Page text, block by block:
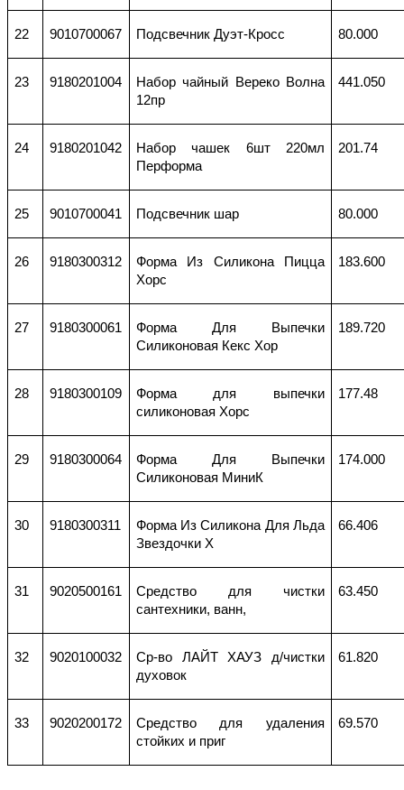
22 9010700067 Подсвечник Дуэт-Кросс 80.000
23 9180201004
Набор чайный Вереко Волна
12пр
441.050
24 9180201042
Набор чашек 6шт 220мл
Перформа
201.74
25 9010700041 Подсвечник шар 80.000
26 9180300312
Форма Из Силикона Пицца
Хорс
183.600
27 9180300061
Форма Для Выпечки
Силиконовая Кекс Хор
189.720
28 9180300109
Форма для выпечки
силиконовая Хорс
177.48
29 9180300064
Форма Для Выпечки
Силиконовая МиниК
174.000
30 9180300311
Форма Из Силикона Для Льда
Звездочки Х
66.406
31 9020500161
Средство для чистки
сантехники, ванн,
63.450
32 9020100032
Ср-во ЛАЙТ ХАУЗ д/чистки
духовок
61.820
33 9020200172
Средство для удаления
стойких и приг
69.570